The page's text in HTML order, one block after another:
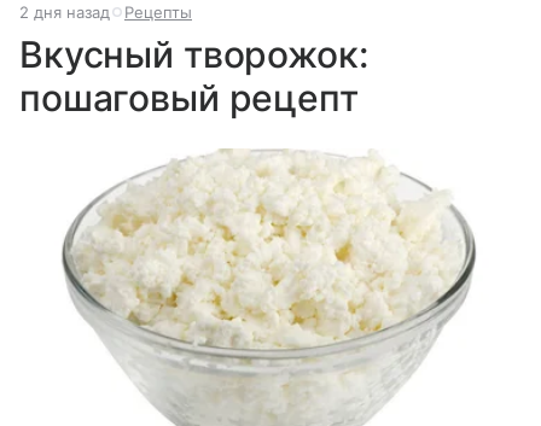
2 дня назад Рецепты
Вкусный творожок:
пошаговый рецепт